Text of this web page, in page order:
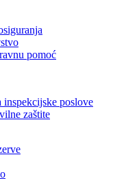
lica
pomoć
poslove
zaštite